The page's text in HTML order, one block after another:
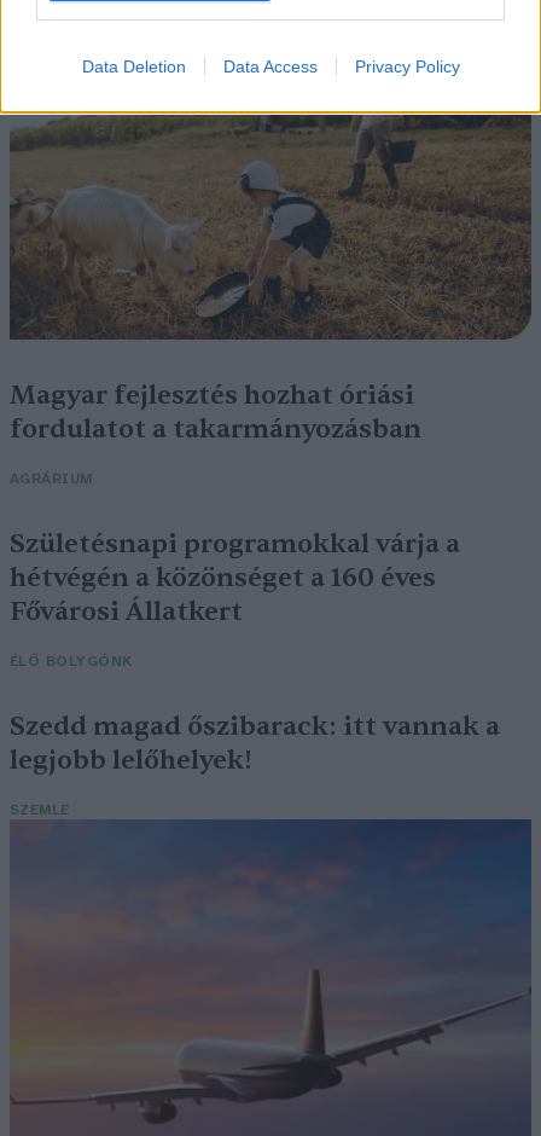
Data Deletion Data Access Privacy Policy
GASZTRO
Magyar fejlesztés hozhat óriási
fordulatot a takarmányozásban
AGRÁRIUM
Születésnapi programokkal várja a
hétvégén a közönséget a 160 éves
Fővárosi Állatkert
ÉLŐ BOLYGÓNK
Szedd magad őszibarack: itt vannak a
legjobb lelőhelyek!
SZEMLE